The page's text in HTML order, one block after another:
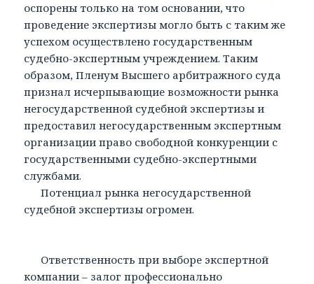
оспорены только на том основании, что
проведение экспертизы могло быть с таким же
успехом осуществлено государственным
судебно-экспертным учреждением. Таким
образом, Пленум Высшего арбитражного суда
признал исчерпывающие возможности рынка
негосударственной судебной экспертизы и
предоставил негосударственным экспертным
организации право свободной конкуренции с
государственными судебно-экспертными
службами.
Потенциал рынка негосударственной
судебной экспертизы огромен.
Ответственность при выборе экспертной
компании – залог профессионально